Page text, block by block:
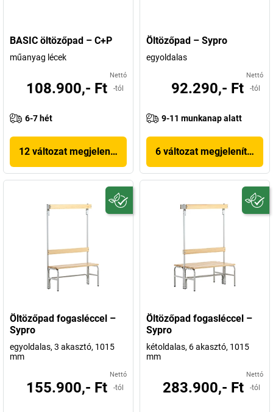
BASIC öltözőpad – C+P
műanyag lécek
Nettó
108.900,- Ft -tól
6-7 hét
12 változat megjelenítése
Öltözőpad – Sypro
egyoldalas
Nettó
92.290,- Ft -tól
9-11 munkanap alatt
6 változat megjelenítése
Öltözőpad fogasléccel –
Sypro
egyoldalas, 3 akasztó, 1015
mm
Nettó
155.900,- Ft -tól
Öltözőpad fogasléccel –
Sypro
kétoldalas, 6 akasztó, 1015
mm
Nettó
283.900,- Ft -tól